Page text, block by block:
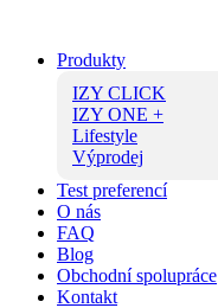
obsahuProdukty
IZY CLICK
IZY ONE +
Lifestyle
Výprodej
Test preferencí
O nás
FAQ
Blog
Obchodní spolupráce
Kontakt